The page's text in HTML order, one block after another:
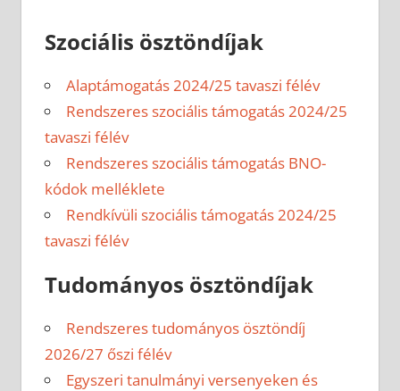
Szociális ösztöndíjak
Alaptámogatás 2024/25 tavaszi félév
Rendszeres szociális támogatás 2024/25
tavaszi félév
Rendszeres szociális támogatás BNO-
kódok melléklete
Rendkívüli szociális támogatás 2024/25
tavaszi félév
Tudományos ösztöndíjak
Rendszeres tudományos ösztöndíj
2026/27 őszi félév
Egyszeri tanulmányi versenyeken és